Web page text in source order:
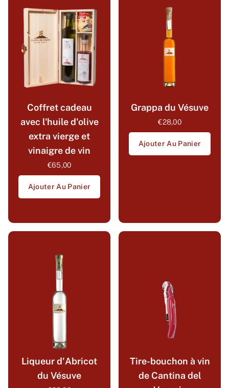
Coffret cadeau
avec l'huile d'olive
extra vierge et
vinaigre de vin
€65,00
Ajouter Au Panier
Grappa du Vésuve
€28,00
Ajouter Au Panier
Liqueur d'Abricot
du Vésuve
Tire-bouchon à vin
de Cantina del